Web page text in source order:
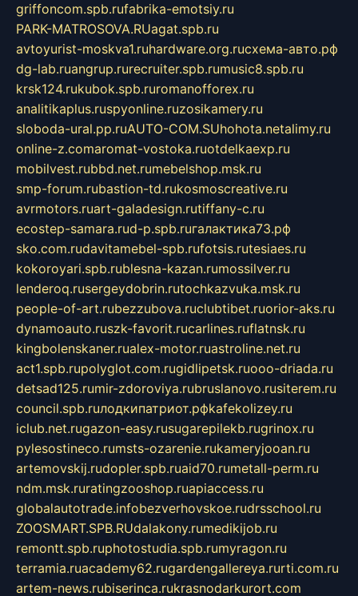
griffoncom.spb.rufabrika-emotsiy.ru
PARK-MATROSOVA.RUagat.spb.ru
avtoyurist-moskva1.ruhardware.org.ruсхема-авто.рф
dg-lab.ruangrup.rurecruiter.spb.rumusic8.spb.ru
krsk124.rukubok.spb.ruromanofforex.ru
analitikaplus.ruspyonline.ruzosikamery.ru
sloboda-ural.pp.ruAUTO-COM.SUhohota.netalimy.ru
online-z.comaromat-vostoka.ruotdelkaexp.ru
mobilvest.rubbd.net.rumebelshop.msk.ru
smp-forum.rubastion-td.rukosmoscreative.ru
avrmotors.ruart-galadesign.rutiffany-c.ru
ecostep-samara.rud-p.spb.ruгалактика73.рф
sko.com.rudavitamebel-spb.rufotsis.rutesiaes.ru
kokoroyari.spb.rublesna-kazan.rumossilver.ru
lenderoq.rusergeydobrin.rutochkazvuka.msk.ru
people-of-art.rubezzubova.ruclubtibet.ruorior-aks.ru
dynamoauto.ruszk-favorit.rucarlines.ruflatnsk.ru
kingbolenskaner.rualex-motor.ruastroline.net.ru
act1.spb.rupolyglot.com.rugidlipetsk.ruooo-driada.ru
detsad125.rumir-zdoroviya.rubruslanovo.rusiterem.ru
council.spb.ruлодкипатриот.рфkafekolizey.ru
iclub.net.rugazon-easy.rusugarepilekb.rugrinox.ru
pylesostineco.rumsts-ozarenie.rukameryjooan.ru
artemovskij.rudopler.spb.ruaid70.rumetall-perm.ru
ndm.msk.ruratingzooshop.ruapiaccess.ru
globalautotrade.infobezverhovskoe.rudrsschool.ru
ZOOSMART.SPB.RUdalakony.rumedikijob.ru
remontt.spb.ruphotostudia.spb.rumyragon.ru
terramia.ruacademy62.rugardengallereya.rurti.com.ru
artem-news.rubiserinca.rukrasnodarkurort.com